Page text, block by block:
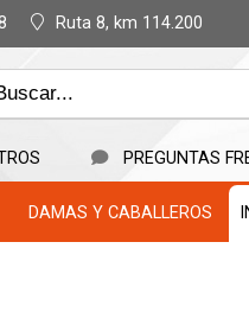
Ruta 8, km 114.200
PREGUNTAS
DAMAS Y CABALLEROS